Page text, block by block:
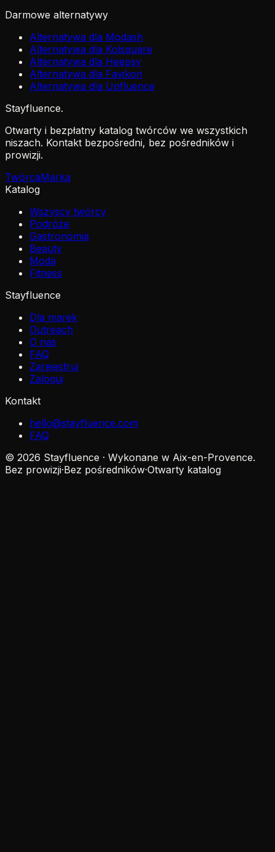
Darmowe alternatywy
Alternatywa dla Modash
Alternatywa dla Kolsquare
Alternatywa dla Heepsy
Alternatywa dla Favikon
Alternatywa dla Upfluence
Stayfluence.
Otwarty i bezpłatny katalog twórców we wszystkich
niszach. Kontakt bezpośredni, bez pośredników i
prowizji.
TwórcaMarka
Katalog
Wszyscy twórcy
Podróże
Gastronomia
Beauty
Moda
Fitness
Stayfluence
Dla marek
Outreach
O nas
FAQ
Zarejestruj
Zaloguj
Kontakt
hello@stayfluence.com
FAQ
© 2026 Stayfluence · Wykonane w Aix-en-Provence.
Bez prowizji·Bez pośredników·Otwarty katalog